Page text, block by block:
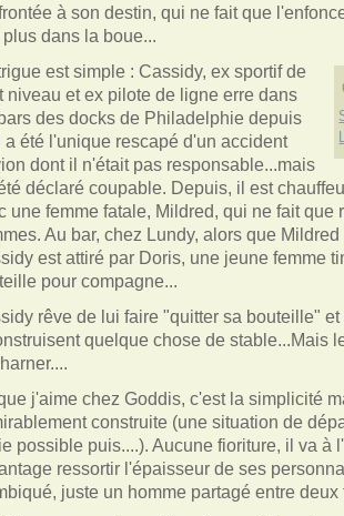
à son destin, qui ne fait que
plus dans la boue...
est simple : Cassidy, ex sportif de
niveau et ex pilote de ligne erre dans
des docks de Philadelphie depuis
a été l'unique rescapé d'un accident
dont il n'était pas responsable...mais
déclaré coupable. Depuis, il est
une femme fatale, Mildred, qui ne fait que
Au bar, chez Lundy, alors que
est attiré par Doris, une jeune femme
pour compagne...
rêve de lui faire "quitter sa bouteille"
quelque chose de stable...Mais
j'aime chez Goddis, c'est la simplicité
construite (une situation de
possible puis....). Aucune fioriture, il va à
ressortir l'épaisseur de ses
juste un homme partagé entre deux